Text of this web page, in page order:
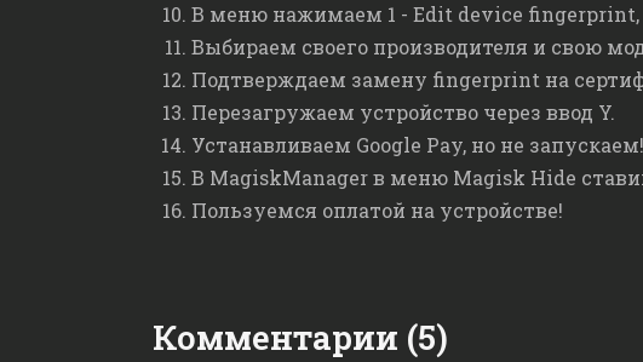
В меню нажимаем 1 - Edit device
Выбираем своего производителя и свою
Подтверждаем замену fingerprint на
Перезагружаем устройство через ввод Y.
Устанавливаем Google Pay, но не запускаем!
В MagiskManager в меню Magisk Hide
Пользуемся оплатой на устройстве!
Комментарии (5)